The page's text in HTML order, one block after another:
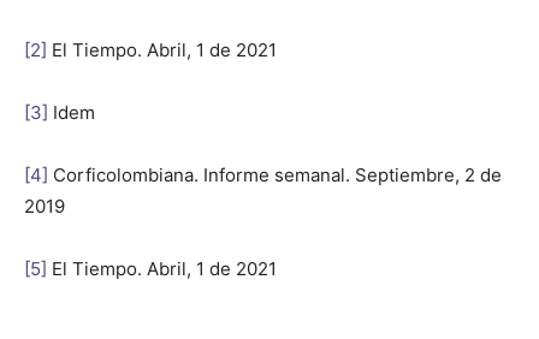
[2] El Tiempo. Abril, 1 de 2021
[3] Idem
[4] Corficolombiana. Informe semanal. Septiembre, 2 de
2019
[5] El Tiempo. Abril, 1 de 2021